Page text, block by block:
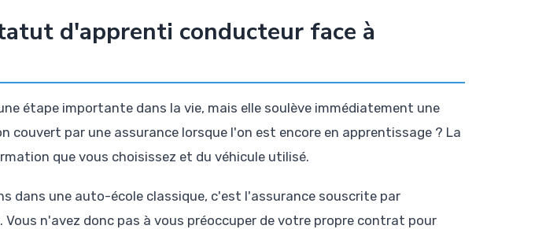
d'apprenti conducteur face à
étape importante dans la vie, mais elle soulève immédiatement une
couvert par une assurance lorsque l'on est encore en apprentissage ? La
que vous choisissez et du véhicule utilisé.
dans une auto-école classique, c'est l'assurance souscrite par
n'avez donc pas à vous préoccuper de votre propre contrat pour